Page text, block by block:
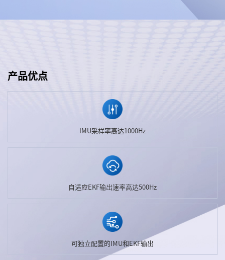
产品优点
IMU采样率高达1000Hz
自适应EKF输出速率高达500Hz
可独立配置的IMU和EKF输出